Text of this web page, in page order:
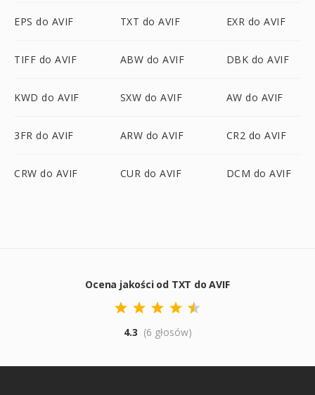
EPS do AVIF TXT do AVIF EXR do AVIF
TIFF do AVIF ABW do AVIF DBK do AVIF
KWD do AVIF SXW do AVIF AW do AVIF
3FR do AVIF ARW do AVIF CR2 do AVIF
CRW do AVIF CUR do AVIF DCM do AVIF
Ocena jakości od TXT do AVIF
4.3 (6 głosów)